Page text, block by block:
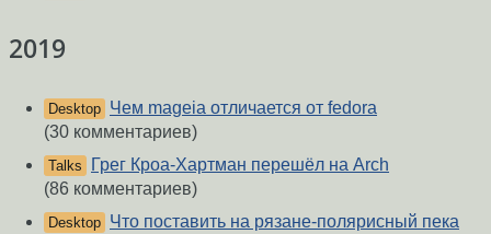
2019
Desktop Чем mageia отличается от fedora
(30 комментариев)
Talks
Грег Кроа-Хартман перешёл на Arch
(86 комментариев)
Desktop Что поставить на рязане-полярисный пека